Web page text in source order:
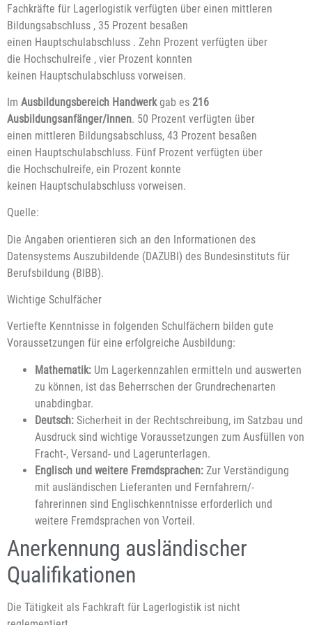
Fachkräfte für Lagerlogistik verfügten über einen mittleren
Bildungsabschluss , 35 Prozent besaßen
einen Hauptschulabschluss . Zehn Prozent verfügten über
die Hochschulreife , vier Prozent konnten
keinen Hauptschulabschluss vorweisen.
Im Ausbildungsbereich Handwerkgab es 216
Ausbildungsanfänger/innen. 50 Prozent verfügten über
einen mittleren Bildungsabschluss, 43 Prozent besaßen
einen Hauptschulabschluss. Fünf Prozent verfügten über
die Hochschulreife, ein Prozent konnte
keinen Hauptschulabschluss vorweisen.
Quelle:
Die Angaben orientieren sich an den Informationen des
Datensystems Auszubildende (DAZUBI) des Bundesinstituts für
Berufsbildung (BIBB).
Wichtige Schulfächer
Vertiefte Kenntnisse in folgenden Schulfächern bilden gute
Voraussetzungen für eine erfolgreiche Ausbildung:
Mathematik: Um Lagerkennzahlen ermitteln und auswerten
zu können, ist das Beherrschen der Grundrechenarten
unabdingbar.
Deutsch: Sicherheit in der Rechtschreibung, im Satzbau und
Ausdruck sind wichtige Voraussetzungen zum Ausfüllen von
Fracht-, Versand- und Lagerunterlagen.
Englisch und weitere Fremdsprachen: Zur Verständigung
mit ausländischen Lieferanten und Fernfahrern/-
fahrerinnen sind Englischkenntnisse erforderlich und
weitere Fremdsprachen von Vorteil.
Anerkennung ausländischer
Qualifikationen
Die Tätigkeit als Fachkraft für Lagerlogistik ist nicht